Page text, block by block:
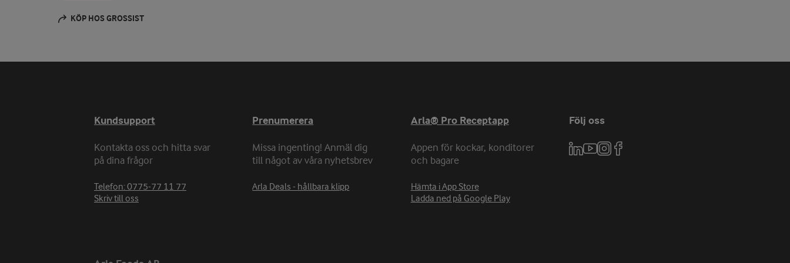
KÖP HOS GROSSIST
Kundsupport
Kontakta oss och hitta svar
på dina frågor
Telefon: 0775-77 11 77
Skriv till oss
Prenumerera
Missa ingenting! Anmäl dig
till något av våra nyhetsbrev
Arla Deals - hållbara klipp
Arla® Pro Receptapp
Appen för kockar, konditorer
och bagare
Hämta i App Store
Ladda ned på Google Play
Följ oss